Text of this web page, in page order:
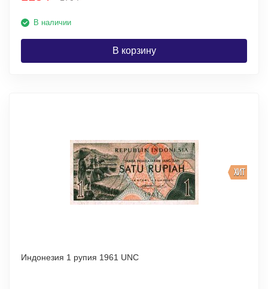
В наличии
В корзину
ХИТ
Индонезия 1 рупия 1961 UNC